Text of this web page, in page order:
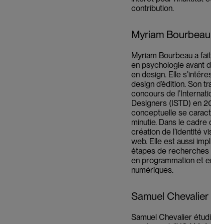
contribution.
Myriam Bourbeau
Myriam Bourbeau a
en psychologie avant
en design. Elle
design d’édition. Son
concours de
Designers (ISTD) en
conceptuelle se
minutie. Dans le
création de l’identité
web. Elle est aussi
étapes de recherches
en programmation et
numériques.
Samuel Chevalier
Samuel Chevalier